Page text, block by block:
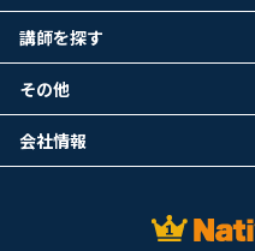
講師を探す
その他
会社情報